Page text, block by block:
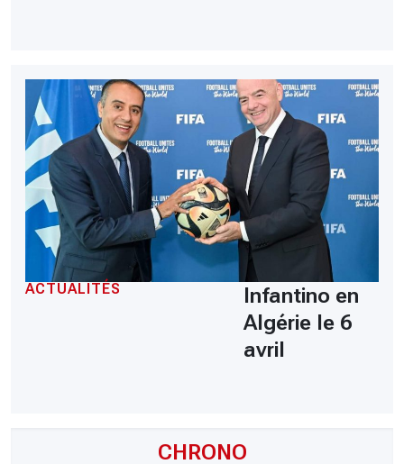
CHRONO
ACTUALITÉS
Infantino en
Algérie le 6
avril